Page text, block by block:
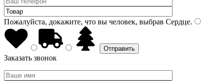
Пожалуйста, докажите, что вы человек, выбрав Сердце.
Заказать звонок